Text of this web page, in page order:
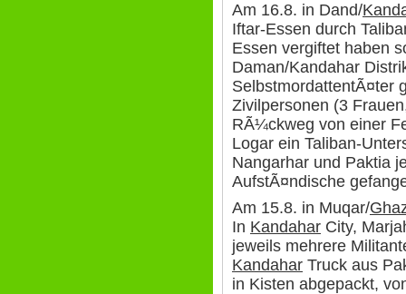
Am 16.8. in Dand/
Iftar-Essen durch
Essen vergiftet haben
Daman/Kandahar
SelbstmordattentÃ¤ter
Zivilpersonen (3
RÃ¼ckweg von einer
Logar ein Taliban-
Nangarhar und Paktia
AufstÃ¤ndische
Am 15.8. in Muqar/
In Kandahar City,
jeweils mehrere
Kandahar Truck aus
in Kisten abgepackt,